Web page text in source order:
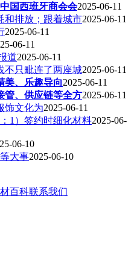
国西班牙商会会2025-06-11
和排放；跟着城市2025-06-11
2025-06-11
06-11
道2025-06-11
不只毗连了两座城2025-06-11
美、乐趣导向2025-06-11
管、供应链等全方2025-06-11
饰文化为2025-06-11
1）签约时细化材料2025-06-
06-10
大事2025-06-10
百科联系我们